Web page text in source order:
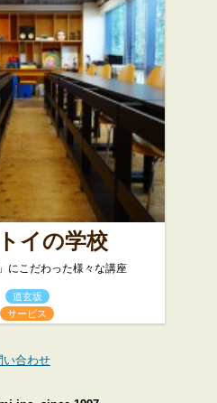
イの学校
にこだわった様々な講座
道玄坂
サービス
い合わせ